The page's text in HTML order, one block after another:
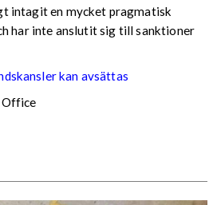
intagit en mycket pragmatisk
har inte anslutit sig till sanktioner
kan avsättas
Office